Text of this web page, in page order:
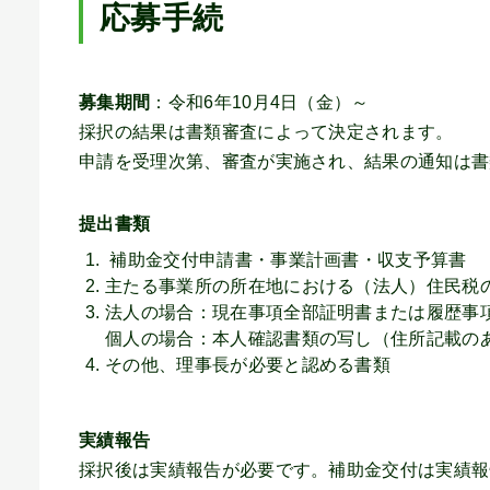
応募手続
募集期間 ：令和6年10月4日（金）～
採択の結果は書類審査によって決定されます。
申請を受理次第、審査が実施され、結果の通知は
提出書類
補助金交付申請書・事業計画書・収支予算書
主たる事業所の所在地における（法人）住民
法人の場合：現在事項全部証明書または履歴
個人の場合：本人確認書類の写し（住所記載の
その他、理事長が必要と認める書類
実績報告
採択後は実績報告が必要です。補助金交付は実績